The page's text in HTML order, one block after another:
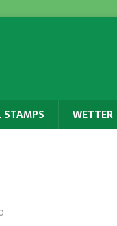
STAMPS WETTER